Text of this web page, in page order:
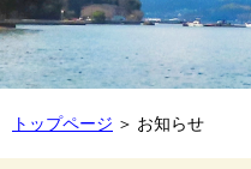
トップページ お知らせ